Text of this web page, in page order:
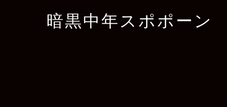
暗黒中年スポポーン